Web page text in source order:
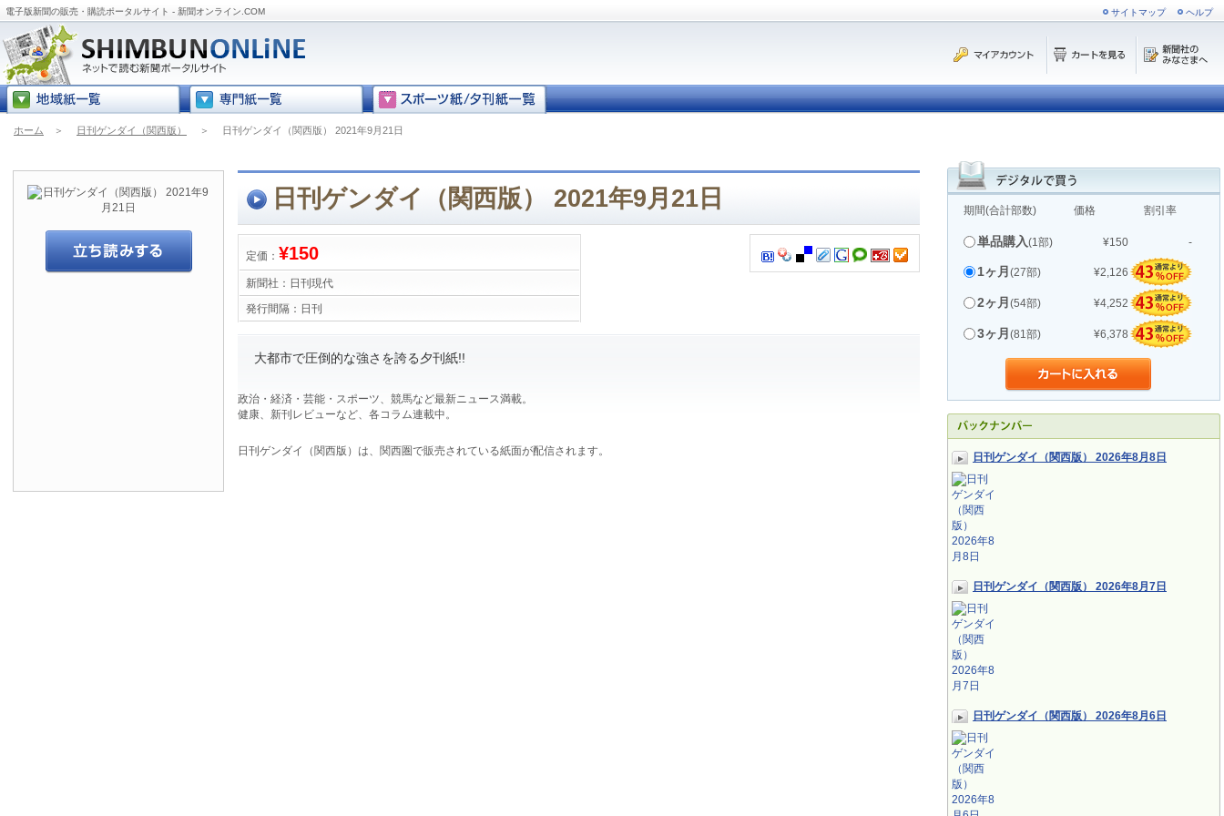
電子版新聞の販売・購読ポータルサイト - 新聞オンライン.COM サイトマップ ヘルプ
ホーム ＞ 日刊ゲンダイ（関西版） ＞ 日刊ゲンダイ（関西版） 2021年9月21日
期間(合計部数) 価格 割引率
単品購入(1部) ¥150 -
1ヶ月 (27部) ¥2,126
2ヶ月 (54部) ¥4,252
3ヶ月 (81部) ¥6,378
日刊ゲンダイ（関西版） 2026年8月8日
日刊ゲンダイ（関西版） 2026年8月7日
日刊ゲンダイ（関西版） 2026年8月6日
日刊ゲンダイ（関西版） 2021年9月21日
定価： ¥150
新聞社： 日刊現代
発行間隔： 日刊
大都市で圧倒的な強さを誇る夕刊紙!!
政治・経済・芸能・スポーツ、競馬など最新ニュース満載。
健康、新刊レビューなど、各コラム連載中。
日刊ゲンダイ（関西版）は、関西圏で販売されている紙面が配信されます。